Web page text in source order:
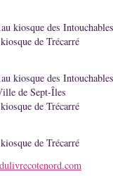
kiosque des Intouchables
de Trécarré
kiosque des Intouchables
de Sept-Îles
de Trécarré
de Trécarré